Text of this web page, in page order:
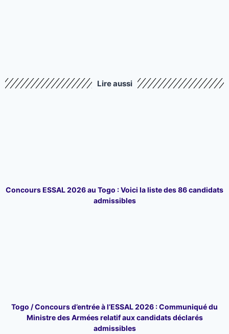
Lire aussi
Concours ESSAL 2026 au Togo : Voici la liste des 86 candidats
admissibles
Togo / Concours d’entrée à l’ESSAL 2026 : Communiqué du
Ministre des Armées relatif aux candidats déclarés
admissibles